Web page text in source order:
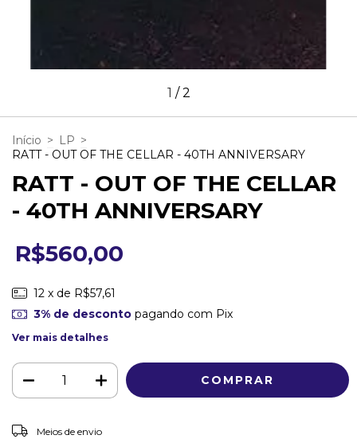
1 /2
Início > LP >
RATT - OUT OF THE CELLAR - 40TH ANNIVERSARY
RATT - OUT OF THE CELLAR
- 40TH ANNIVERSARY
R$560,00
12 x de R$57,61
3% de descontopagando com Pix
Ver mais detalhes
Entregas para o CEP:
Meios de envio